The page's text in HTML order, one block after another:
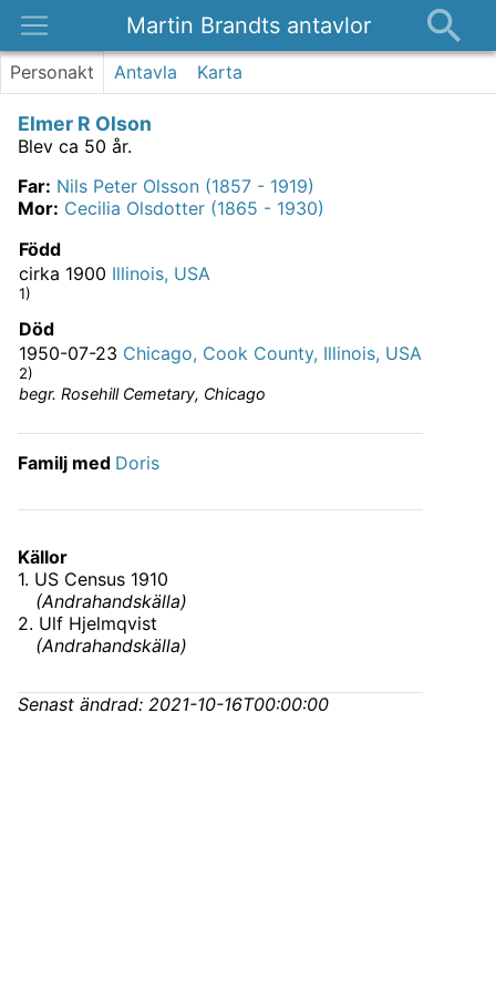
Martin Brandts antavlor
Platser
Om
Kontakt
Personakt Antavla Karta
Elmer R Olson
Blev ca 50 år.
Far: Nils Peter Olsson (1857 - 1919)
Mor: Cecilia Olsdotter (1865 - 1930)
Född
cirka 1900 Illinois, USA
1)
Död
1950-07-23 Chicago, Cook County, Illinois, USA
2)
begr. Rosehill Cemetary, Chicago
Familj med Doris
Källor
1. US Census 1910
(Andrahandskälla)
2. Ulf Hjelmqvist
(Andrahandskälla)
Senast ändrad: 2021-10-16T00:00:00